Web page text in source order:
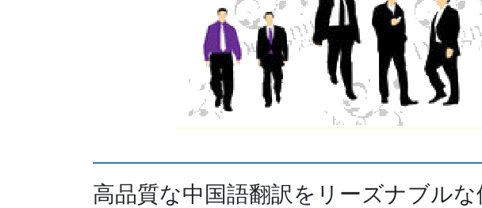
高品質な中国語翻訳をリーズナブル